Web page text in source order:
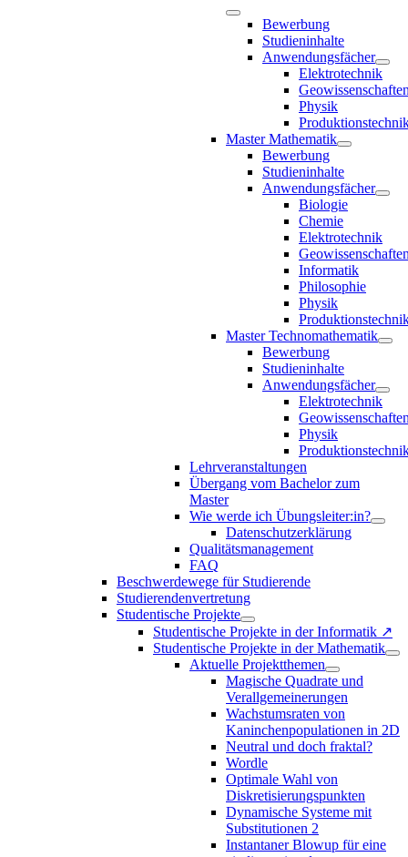
Bewerbung
Studieninhalte
Anwendungsfächer
Elektrotechnik
Physik
Master Mathematik
Bewerbung
Studieninhalte
Anwendungsfächer
Biologie
Chemie
Elektrotechnik
Informatik
Philosophie
Physik
Master Technomathematik
Bewerbung
Studieninhalte
Anwendungsfächer
Elektrotechnik
Physik
Lehrveranstaltungen
Übergang vom Bachelor zum
Master
Wie werde ich Übungsleiter:in?
Datenschutzerklärung
Qualitätsmanagement
FAQ
Beschwerdewege für Studierende
Studierendenvertretung
Studentische Projekte
Studentische Projekte in der Informatik ↗
Studentische Projekte in der Mathematik
Aktuelle Projektthemen
Magische Quadrate und
Verallgemeinerungen
Wachstumsraten von
Kaninchenpopulationen in 2D
Neutral und doch fraktal?
Wordle
Optimale Wahl von
Diskretisierungspunkten
Dynamische Systeme mit
Substitutionen 2
Instantaner Blowup für eine